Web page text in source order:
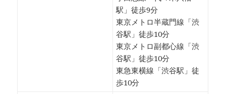
駅」徒歩9分
東京メトロ半蔵門線「渋
谷駅」徒歩10分
東京メトロ副都心線「渋
谷駅」徒歩10分
東急東横線「渋谷駅」徒
歩10分